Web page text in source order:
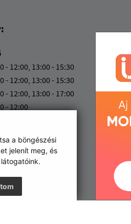
a böngészési
jelenít meg, és
- 12:00, 13:00 - 15:30
- 12:00, 13:00 - 15:30
- 12:00, 13:00 - 17:00
- 12:00